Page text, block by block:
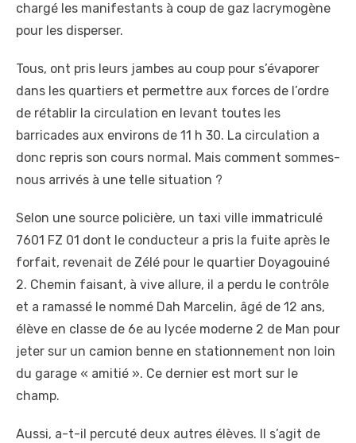
chargé les manifestants à coup de gaz lacrymogène
pour les disperser.
Tous, ont pris leurs jambes au coup pour s’évaporer
dans les quartiers et permettre aux forces de l’ordre
de rétablir la circulation en levant toutes les
barricades aux environs de 11 h 30. La circulation a
donc repris son cours normal. Mais comment sommes-
nous arrivés à une telle situation ?
Selon une source policière, un taxi ville immatriculé
7601 FZ 01 dont le conducteur a pris la fuite après le
forfait, revenait de Zélé pour le quartier Doyagouiné
2. Chemin faisant, à vive allure, il a perdu le contrôle
et a ramassé le nommé Dah Marcelin, âgé de 12 ans,
élève en classe de 6e au lycée moderne 2 de Man pour
jeter sur un camion benne en stationnement non loin
du garage « amitié ». Ce dernier est mort sur le
champ.
Aussi, a-t-il percuté deux autres élèves. Il s’agit de